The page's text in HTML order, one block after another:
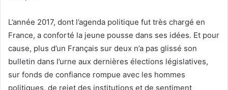
L’année 2017, dont l’agenda politique fut très chargé en
France, a conforté la jeune pousse dans ses idées. Et pour
cause, plus d’un Français sur deux n’a pas glissé son
bulletin dans l’urne aux dernières élections législatives,
sur fonds de confiance rompue avec les hommes
politiques, de rejet des institutions et de sentiment